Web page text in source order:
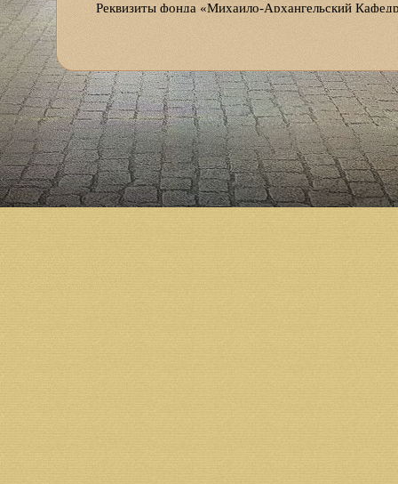
Реквизиты фонда «Михаило-Архангельский
Филиал СЗРУ ОАО «МИнБ» г. Архангельск
КПП 290134001
БИК 041117748
К/С 30101810500000000748
Р/С 40703810300320000587
Адрес: 163002, Архангельск, ул.Ильинская, 5.
Тел.: 8 (931) 413-30-80,
Тел./факс: 8 (8182) 68-07-73
Пресс-служба Губернатора и Правительства